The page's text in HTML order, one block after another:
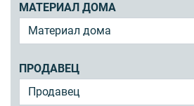
МАТЕРИАЛ ДОМА
ПРОДАВЕЦ